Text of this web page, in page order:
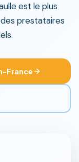
est le plus
prestataires
France